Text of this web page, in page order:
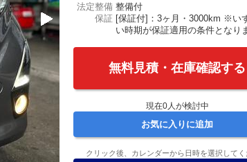
法定整備 整備付
保証 [保証付]：3ヶ月・3000km ※い
い時期が保証適用の条件となり
無料見積・在庫確認する
現在0人が検討中
お気に入りに追加
クリック後、カレンダーから日時を選択して